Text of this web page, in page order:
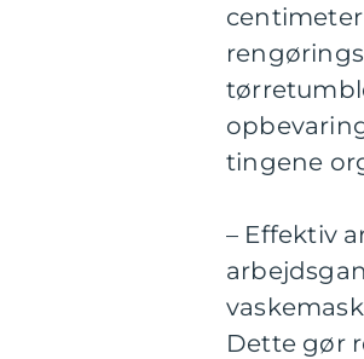
tingene
– Effektiv
Dette gør